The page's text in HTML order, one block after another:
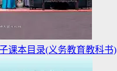
课本目录(义务教育教科书)